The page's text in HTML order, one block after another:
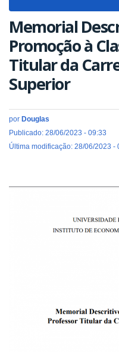
Memorial
Promoção à
Titular da
Superior
por Douglas
Publicado: 28/06/2023 - 09:33
Última modificação: 28/06/2023 -